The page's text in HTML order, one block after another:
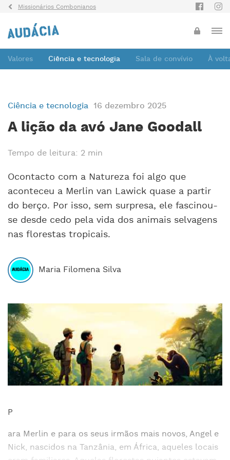
Missionários Combonianos
Valores Ciência e tecnologia Sala de convívio À
Ciência e tecnologia 16 dezembro 2025
A lição da avó Jane Goodall
Tempo de leitura: 2 min
Ocontacto com a Natureza foi algo que
aconteceu a Merlin van Lawick quase a partir
do berço. Por isso, sem surpresa, ele fascinou-
se desde cedo pela vida dos animais selvagens
nas florestas tropicais.
Maria Filomena Silva
P
ara Merlin e para os seus irmãos mais novos, Angel e
Nick, nascidos na Tanzânia, em África, aqueles locais